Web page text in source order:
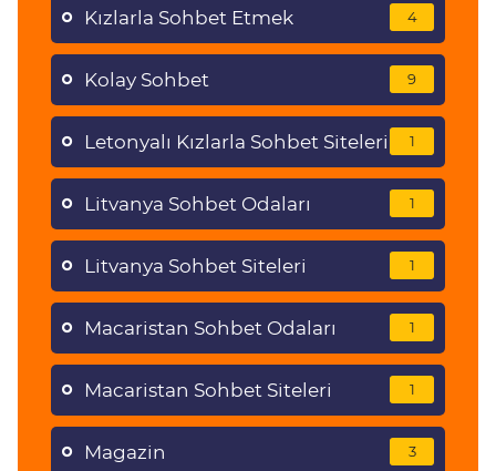
Kızlarla Sohbet Etmek 4
Kolay Sohbet 9
Letonyalı Kızlarla Sohbet Siteleri 1
Litvanya Sohbet Odaları 1
Litvanya Sohbet Siteleri 1
Macaristan Sohbet Odaları 1
Macaristan Sohbet Siteleri 1
Magazin 3